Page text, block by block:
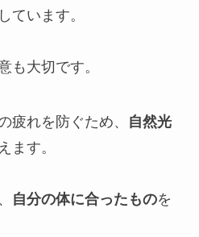
ています。
も大切です。
疲れを防ぐため、
自然光
ます。
自分の体に合ったものを